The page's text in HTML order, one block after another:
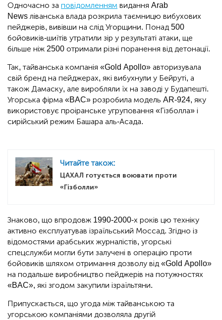
Одночасно за повідомленням видання Arab
News ліванська влада розкрила таємницю вибухових
пейджерів, вивівши на слід Угорщини. Понад 500
бойовиків-шиїтів утратили зір у результаті атаки, ще
більше ніж 2500 отримали різні поранення від детонації.
Так, тайванська компанія «Gold Apollo» авторизувала
свій бренд на пейджерах, які вибухнули у Бейруті, а
також Дамаску, але виробляли їх на заводі у Будапешті.
Угорська фірма «BAC» розробила модель AR-924, яку
використовує проіранське угруповання «Гізболла» і
сирійський режим Башара аль-Асада.
Читайте також:
ЦАХАЛ готується воювати проти
«Гізболли»
Знаково, що впродовж 1990-2000-х років цю техніку
активно експлуатував ізраїльський Моссад. Згідно із
відомостями арабських журналістів, угорські
спецслужби могли бути залучені в операцію проти
бойовиків шляхом отримання дозволу від «Gold Apollo»
на подальше виробництво пейджерів на потужностях
«BAC», які згодом закупили ізраїльтяни.
Припускається, що угода між тайванською та
угорською компаніями дозволяла другій